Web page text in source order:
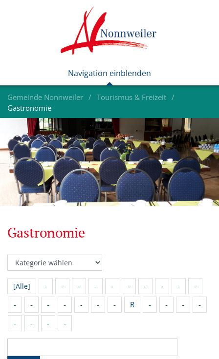
Gemeinde Nonnweiler
Tourismus & Freizeit
Gastronomie
Gastronomie
[Alle] - - - - - - - - -
-
-
- - - - - - R - - -
-
-
- - -